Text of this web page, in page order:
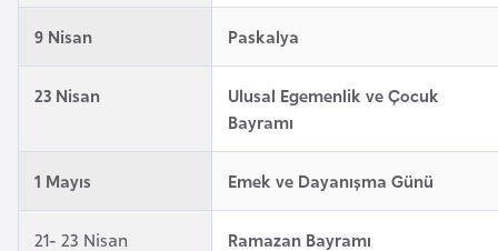
9 Nisan Paskalya
23 Nisan
Ulusal Egemenlik ve Çocuk
Bayramı
1 Mayıs Emek ve Dayanışma Günü
21- 23 Nisan Ramazan Bayramı
g
d
ş
B